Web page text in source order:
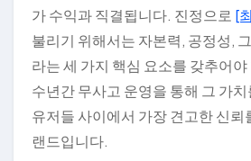
가 수익과 직결됩니다. 진정으로 [
불리기 위해서는 자본력, 공정성,
라는 세 가지 핵심 요소를 갖추어
수년간 무사고 운영을 통해 그 가
유저들 사이에서 가장 견고한 신뢰
랜드입니다.